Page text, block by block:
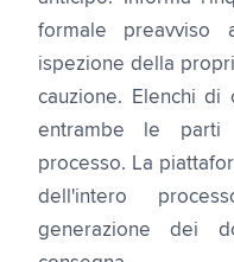
formale preavviso
ispezione della
cauzione. Elenchi di
entrambe le parti
processo. La
dell'intero
generazione dei